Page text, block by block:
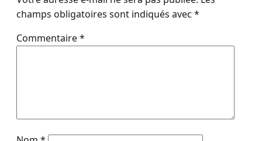
champs obligatoires sont indiqués avec *
Commentaire*